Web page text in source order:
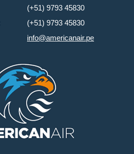
(+51) 9793 45830
(+51) 9793 45830
info@americanair.pe